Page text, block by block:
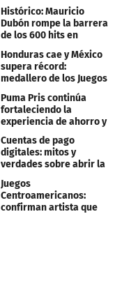
Histórico: Mauricio
Dubón rompe la barrera
de los 600 hits en
Honduras cae y México
supera récord:
medallero de los Juegos
Centroamericanos
Puma Pris continúa
fortaleciendo la
experiencia de ahorro y
beneficios para sus
clientes
Cuentas de pago
digitales: mitos y
verdades sobre abrir la
Juegos
Centroamericanos:
confirman artista que